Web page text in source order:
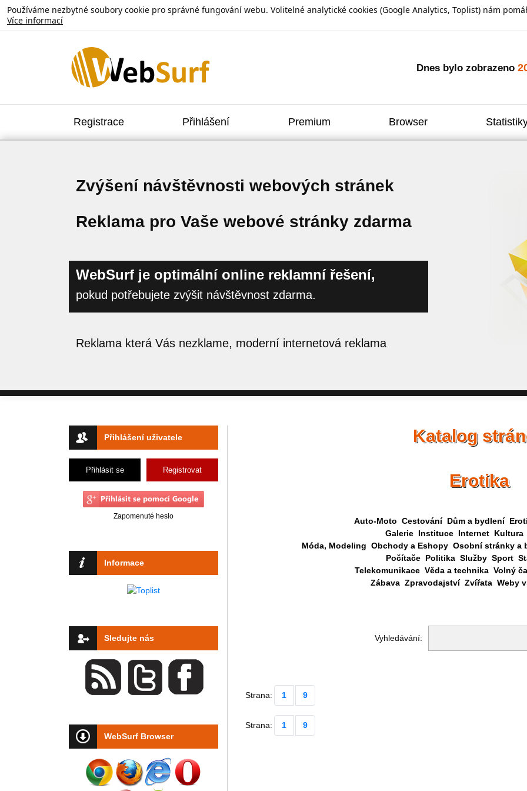
Používáme nezbytné soubory cookie pro správné fungování webu. Volitelné analytické cookies (Google Analytics, Toplist) nám
Více informací
Dnes bylo zobrazeno
Registrace Přihlášení Premium Browser
Zvýšení návštěvnosti webových stránek
Reklama pro Vaše webové stránky zdarma
WebSurf je optimální online reklamní řešení,
pokud potřebujete zvýšit návštěvnost zdarma.
Reklama která Vás nezklame, moderní internetová reklama
Přihlášení uživatele
Přihlásit se Registrovat
Zapomenuté heslo
Informace
Sledujte nás
WebSurf Browser
Katalog
Erotika
Auto-Moto Cestování Dům a bydlení
Galerie Instituce Internet Kultura
Móda, Modeling Obchody a Eshopy Osobní stránky a
Počítače Politika Služby Sport
Telekomunikace Věda a technika Volný
Zábava Zpravodajství Zvířata Weby
Vyhledávání:
Strana: 1 9
Strana: 1 9